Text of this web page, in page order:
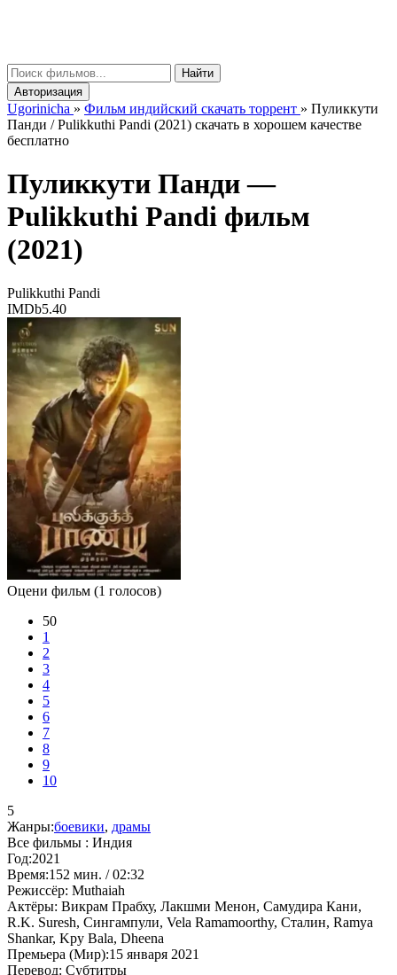
Найти
Авторизация
Ugorinicha » Фильм индийский скачать торрент » Пуликкути
Панди / Pulikkuthi Pandi (2021) скачать в хорошем качестве
бесплатно
Пуликкути Панди —
Pulikkuthi Pandi фильм
(2021)
Pulikkuthi Pandi
IMDb5.40
Оцени фильм (1 голосов)
50
1
2
3
4
5
6
7
8
9
10
5
Жанры:боевики, драмы
Все фильмы : Индия
Год:2021
Время:152 мин. / 02:32
Режиссёр: Muthaiah
Актёры: Викрам Прабху, Лакшми Менон, Самудира Кани,
R.K. Suresh, Сингампули, Vela Ramamoorthy, Сталин, Ramya
Shankar, Kpy Bala, Dheena
Премьера (Мир):15 января 2021
Перевод: Субтитры